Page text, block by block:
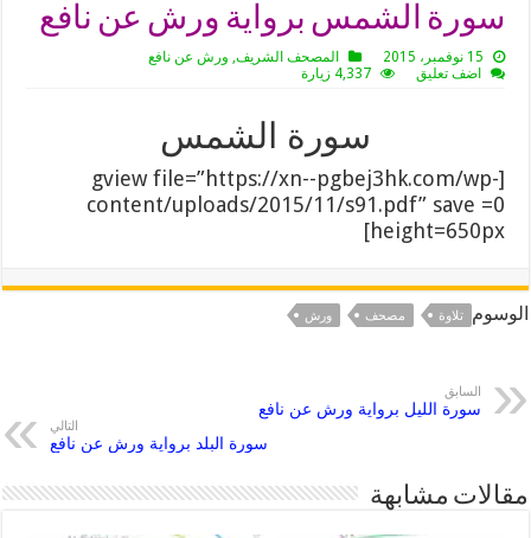
سورة الشمس برواية ورش عن نافع
15 نوفمبر، 2015 المصحف الشريف, ورش عن نافع
اضف تعليق
4,337 زيارة
سورة الشمس
[gview file=”https://xn--pgbej3hk.com/wp-
content/uploads/2015/11/s91.pdf” save =0
height=650px]
الوسوم تلاوة مصحف ورش
السابق
سورة الليل برواية ورش عن نافع
التالي
سورة البلد برواية ورش عن نافع
مقالات مشابهة